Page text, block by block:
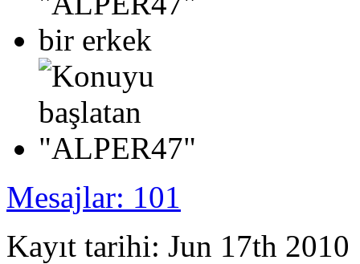
Mesajlar: 101
Kayıt tarihi: Jun 17th 2010